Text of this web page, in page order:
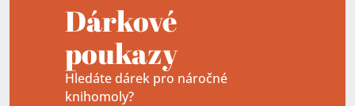
Dárkové
poukazy
Hledáte dárek pro náročné
knihomoly?